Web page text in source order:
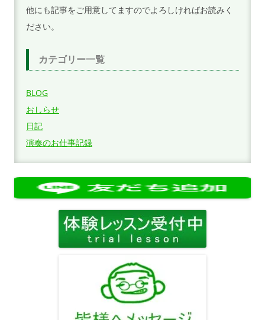
他にも記事をご用意してますのでよろしければお読みく
ださい。
カテゴリー一覧
BLOG
おしらせ
日記
演奏のお仕事記録